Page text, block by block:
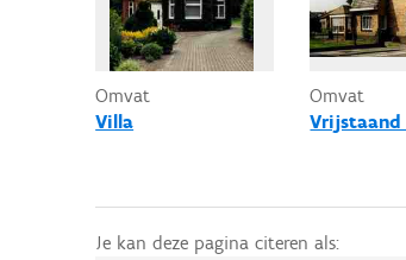
Omvat
Villa
Omvat
Vrijstaand
Je kan deze pagina citeren als: